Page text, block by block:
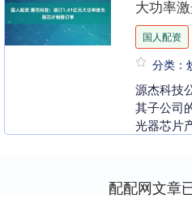
大功率
国人配资
分类：
源杰科技
其子公司
光器芯片
配配网文章